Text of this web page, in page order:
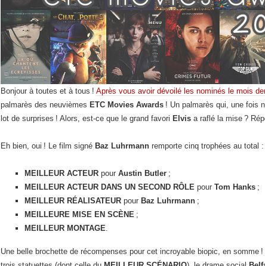
Bonjour à toutes et à tous ! Après vous avoir dévoilé les nominés le mois
palmarès des neuvièmes ETC Movies Awards ! Un palmarès qui, une fois
lot de surprises ! Alors, est-ce que le grand favori Elvis a raflé la mise ?
Eh bien, oui ! Le film signé Baz Luhrmann remporte cinq trophées au total :
MEILLEUR ACTEUR pour Austin Butler ;
MEILLEUR ACTEUR DANS UN SECOND RÔLE pour Tom Hanks ;
MEILLEUR RÉALISATEUR pour Baz Luhrmann ;
MEILLEURE MISE EN SCÈNE ;
MEILLEUR MONTAGE
Une belle brochette de récompenses pour cet incroyable biopic, en somme